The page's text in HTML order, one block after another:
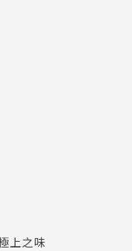
上之味